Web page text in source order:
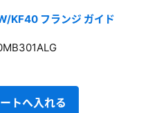
KF40 フランジ ガイド
トへ入れる